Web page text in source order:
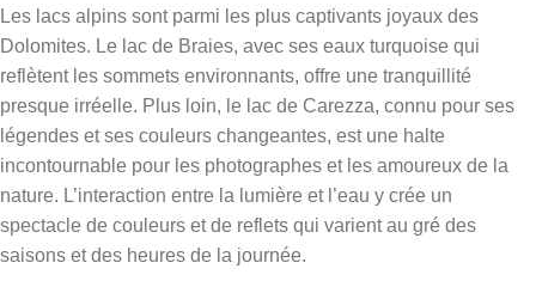
Les lacs alpins sont parmi les plus captivants joyaux des
Dolomites. Le lac de Braies, avec ses eaux turquoise qui
reflètent les sommets environnants, offre une tranquillité
presque irréelle. Plus loin, le lac de Carezza, connu pour ses
légendes et ses couleurs changeantes, est une halte
incontournable pour les photographes et les amoureux de la
nature. L’interaction entre la lumière et l’eau y crée un
spectacle de couleurs et de reflets qui varient au gré des
saisons et des heures de la journée.